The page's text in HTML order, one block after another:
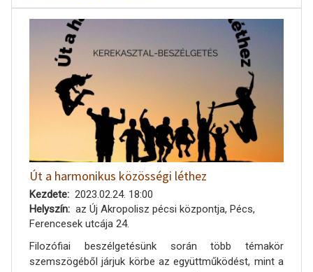
Út a harmonikus közösségi léthez
Kezdete
2023.02.24. 18:00
Helyszín
az Új Akropolisz pécsi központja, Pécs,
Ferencesek utcája 24.
Filozófiai beszélgetésünk során több témakör
szemszögéből járjuk körbe az együttműködést, mint a